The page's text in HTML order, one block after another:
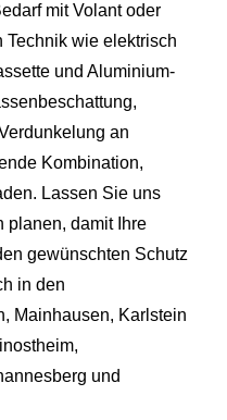
mit Volant oder
Technik wie elektrisch
und Aluminium-
an
Kombination,
Lassen Sie uns
planen, damit Ihre
gewünschten Schutz
in den
, Mainhausen, Karlstein
,
und